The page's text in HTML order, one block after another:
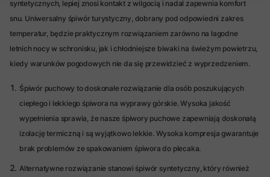
syntetycznych, lepiej znosi kontakt z wilgocią i nadal zapewnia komfort
snu. Uniwersalny śpiwór turystyczny, dobrany pod odpowiedni zakres
temperatur, będzie praktycznym rozwiązaniem zarówno na łagodne
letnich nocy w schronisku, jak i chłodniejsze biwaki na świeżym powietrzu,
kiedy warunków pogodowych nie da się przewidzieć z wyprzedzeniem.
Śpiwór puchowy to doskonałe rozwiązanie dla osób poszukujących
ciepłego i lekkiego śpiwora na wyprawy górskie. Wysoka jakość
wypełnienia sprawia, że nasze śpiwory puchowe zapewniają doskonałą
izolację termiczną i są wyjątkowo lekkie. Wysoka kompresja gwarantuje
brak problemów ze spakowaniem śpiwora do plecaka.
Alternatywne rozwiązanie stanowi śpiwór syntetyczny, który również